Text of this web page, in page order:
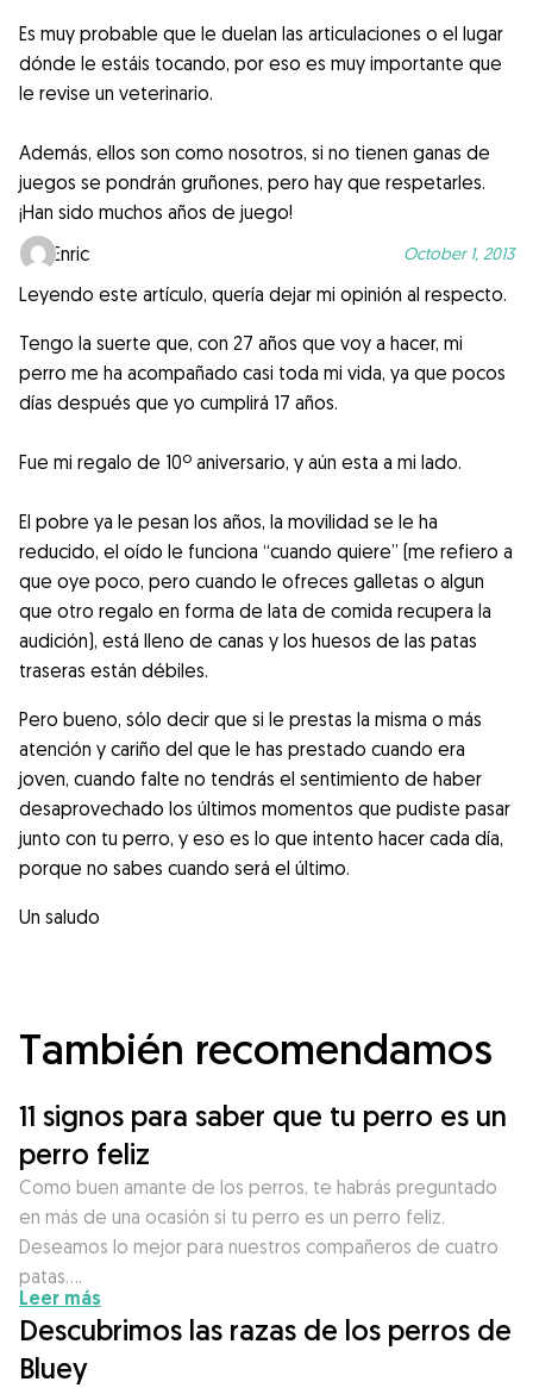
Es muy probable que le duelan las articulaciones o el lugar
dónde le estáis tocando, por eso es muy importante que
le revise un veterinario.
Además, ellos son como nosotros, si no tienen ganas de
juegos se pondrán gruñones, pero hay que respetarles.
¡Han sido muchos años de juego!
Enric
October 1, 2013
Leyendo este artículo, quería dejar mi opinión al respecto.
Tengo la suerte que, con 27 años que voy a hacer, mi
perro me ha acompañado casi toda mi vida, ya que pocos
días después que yo cumplirá 17 años.
Fue mi regalo de 10º aniversario, y aún esta a mi lado.
El pobre ya le pesan los años, la movilidad se le ha
reducido, el oído le funciona “cuando quiere” (me refiero a
que oye poco, pero cuando le ofreces galletas o algun
que otro regalo en forma de lata de comida recupera la
audición), está lleno de canas y los huesos de las patas
traseras están débiles.
Pero bueno, sólo decir que si le prestas la misma o más
atención y cariño del que le has prestado cuando era
joven, cuando falte no tendrás el sentimiento de haber
desaprovechado los últimos momentos que pudiste pasar
junto con tu perro, y eso es lo que intento hacer cada día,
porque no sabes cuando será el último.
Un saludo
También recomendamos
11 signos para saber que tu perro es un
perro feliz
Como buen amante de los perros, te habrás preguntado
en más de una ocasión si tu perro es un perro feliz.
Deseamos lo mejor para nuestros compañeros de cuatro
patas….
Leer más
Descubrimos las razas de los perros de
Bluey